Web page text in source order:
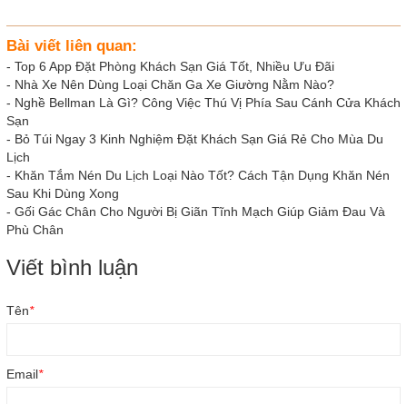
Bài viết liên quan:
- Top 6 App Đặt Phòng Khách Sạn Giá Tốt, Nhiều Ưu Đãi
- Nhà Xe Nên Dùng Loại Chăn Ga Xe Giường Nằm Nào?
- Nghề Bellman Là Gì? Công Việc Thú Vị Phía Sau Cánh Cửa Khách
Sạn
- Bỏ Túi Ngay 3 Kinh Nghiệm Đặt Khách Sạn Giá Rẻ Cho Mùa Du
Lịch
- Khăn Tắm Nén Du Lịch Loại Nào Tốt? Cách Tận Dụng Khăn Nén
Sau Khi Dùng Xong
- Gối Gác Chân Cho Người Bị Giãn Tĩnh Mạch Giúp Giảm Đau Và
Phù Chân
Viết bình luận
Tên*
Email*